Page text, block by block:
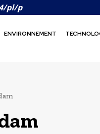
pl/p
ENVIRONNEMENT